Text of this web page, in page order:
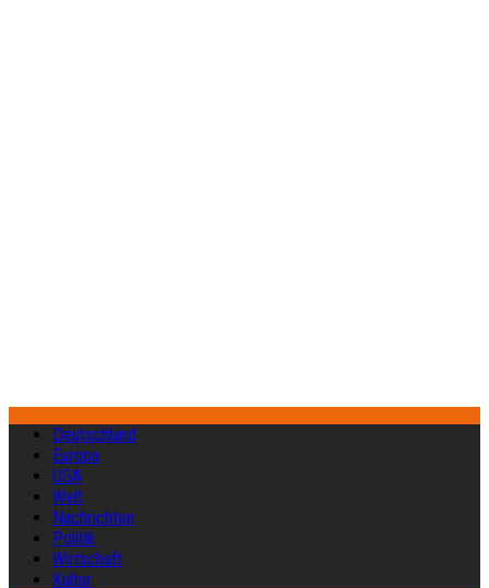
Deutschland
Europa
USA
Welt
Nachrichten
Politik
Wirtschaft
Kultur